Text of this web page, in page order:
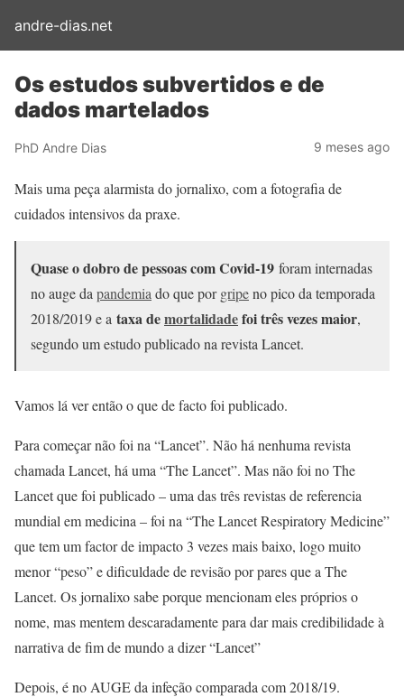
andre-dias.net
Os estudos subvertidos e de
dados martelados
PhD Andre Dias 9 meses ago
Mais uma peça alarmista do jornalixo, com a fotografia de
cuidados intensivos da praxe.
Quase o dobro de pessoas com Covid-19 foram internadas
no auge da pandemia do que porgripeno pico da temporada
2018/2019 e a taxa demortalidadefoi três vezes maior,
segundo um estudo publicado na revista Lancet.
Vamos lá ver então o que de facto foi publicado.
Para começar não foi na “Lancet”. Não há nenhuma revista
chamada Lancet, há uma “The Lancet”. Mas não foi no The
Lancet que foi publicado – uma das três revistas de referencia
mundial em medicina – foi na “The Lancet Respiratory Medicine”
que tem um factor de impacto 3 vezes mais baixo, logo muito
menor “peso” e dificuldade de revisão por pares que a The
Lancet. Os jornalixo sabe porque mencionam eles próprios o
nome, mas mentem descaradamente para dar mais credibilidade à
narrativa de fim de mundo a dizer “Lancet”
Depois, é no AUGE da infeção comparada com 2018/19.